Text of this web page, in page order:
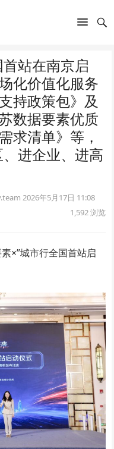
站在南京启
化价值化服务
持政策包》及
数据要素优质
求清单》等，
进企业、进高
2026年5月17日 11:08
1,592浏览
×”城市行全国首站启